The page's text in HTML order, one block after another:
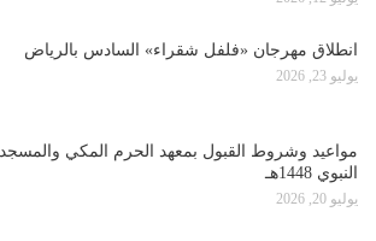
انطلاق مهرجان «فلفل شقراء» السادس بالرياض
يوليو 23, 2026
مواعيد وشروط القبول بمعهد الحرم المكي والمسجد
النبوي 1448هـ
يوليو 20, 2026